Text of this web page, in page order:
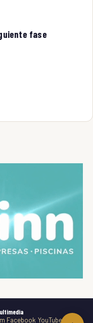
fase
Facebook YouTube TikTok